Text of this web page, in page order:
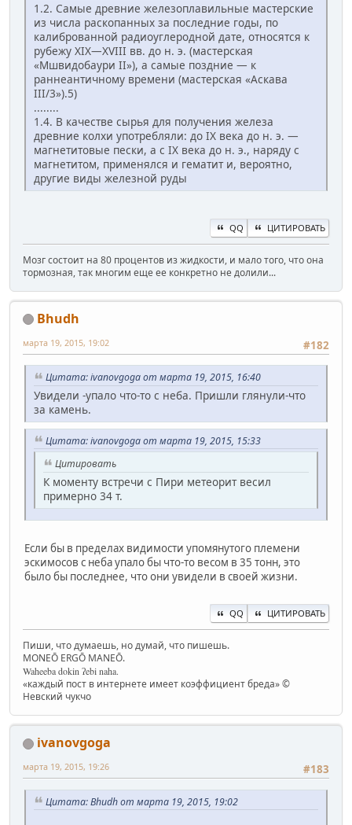
1.2. Самые древние железоплавильные мастерские
из числа раскопанных за последние годы, по
калиброванной радиоуглеродной дате, относятся к
рубежу XIX—XVIII вв. до н. э. (мастерская
«Мшвидобаури II»), а самые поздние — к
раннеантичному времени (мастерская «Аскава
III/3»).5)
........
1.4. В качестве сырья для получения железа
древние колхи употребляли: до IX века до н. э. —
магнетитовые пески, а с IX века до н. э., наряду с
магнетитом, применялся и гематит и, вероятно,
другие виды железной руды
QQ ЦИТИРОВАТЬ
Мозг состоит на 80 процентов из жидкости, и мало того, что она
тормозная, так многим еще ее конкретно не долили...
Bhudh
#182
марта 19, 2015, 19:02
Цитата: ivanovgoga от марта 19, 2015, 16:40
Увидели -упало что-то с неба. Пришли глянули-что
за камень.
Цитата: ivanovgoga от марта 19, 2015, 15:33
Цитировать
К моменту встречи с Пири метеорит весил
примерно 34 т.
Если бы в пределах видимости упомянутого племени
эскимосов с неба упало бы что-то весом в 35 тонн, это
было бы последнее, что они увидели в своей жизни.
QQ ЦИТИРОВАТЬ
Пиши, что думаешь, но думай, что пишешь.
MONEŌ ERGŌ MANEŌ.
Waheeba dokin ʔebi naha.
«каждый пост в интернете имеет коэффициент бреда» ©
Невский чукчо
ivanovgoga
#183
марта 19, 2015, 19:26
Цитата: Bhudh от марта 19, 2015, 19:02